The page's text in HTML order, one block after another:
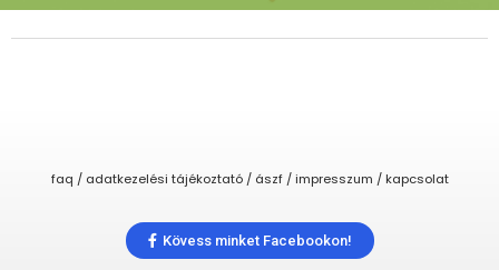
faq / adatkezelési tájékoztató / ászf / impresszum / kapcsolat
Kövess minket Facebookon!